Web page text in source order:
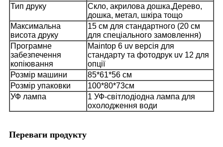
Тип друку
Скло, акрилова дошка,Дерево,
дошка, метал, шкіра тощо
Максимальна
висота друку
15 см для стандартного (20 см
для спеціального замовлення)
Програмне
забезпечення
копіювання
Maintop 6 uv версія для
стандарту та фотодрук uv 12 для
опції
Розмір машини
85*61*56 см
Розмір упаковки
100*80*73см
УФ лампа
1 УФ-світлодіодна лампа для
охолодження води
Переваги продукту